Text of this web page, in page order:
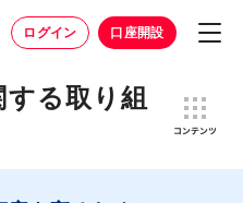
ログイン 口座開設
る取り組